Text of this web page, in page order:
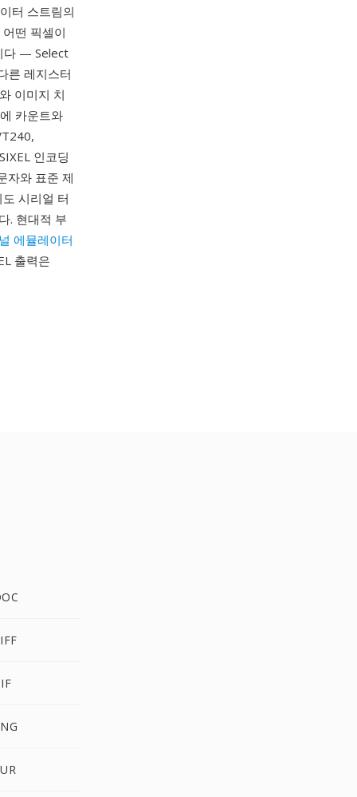
터 스트림의
떤 픽셀이
다 — Select
른 레지스터
이미지 치
카운트와
인코딩
자와 표준 제
시리얼 터
. 현대적 부
에뮬레이터
출력은